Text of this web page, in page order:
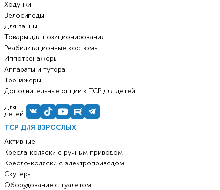
ТСР ДЛЯ ВЗРОСЛЫХ
Активные
Кресла-коляски с ручным приводом
Кресло-коляски с электроприводом
Скутеры
Оборудование с туалетом
Ходунки
Велосипеды
Для ванны
Товары для позиционирования
Реабилитационные костюмы
Иппотренажёры
Аппараты и тутора
Тренажёры
Дополнительные опции к ТСР для детей
Для
детей